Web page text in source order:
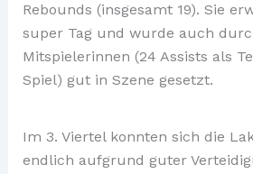
Rebounds (insgesamt 19). Sie
super Tag und wurde auch
Mitspielerinnen (24 Assists als
Spiel) gut in Szene gesetzt.
Im 3. Viertel konnten sich die
endlich aufgrund guter